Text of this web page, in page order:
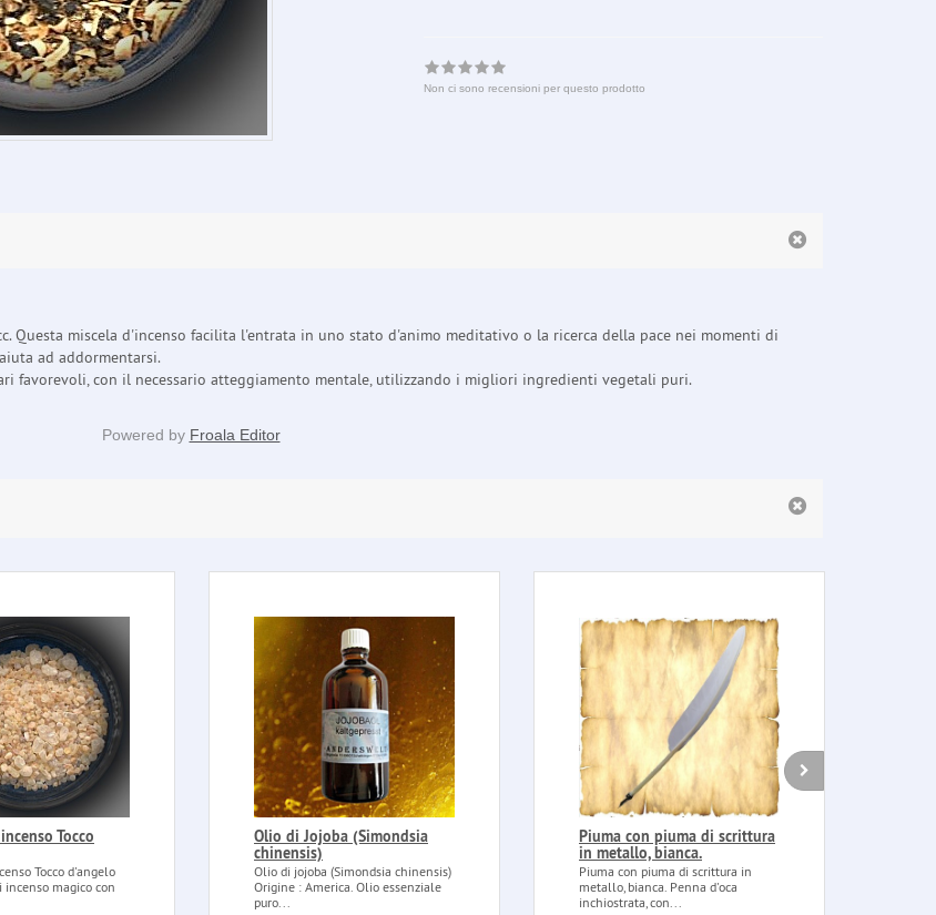
Non ci sono recensioni per questo prodotto
Questa miscela d'incenso facilita l'entrata in uno stato d'animo meditativo o la ricerca della pace nei momenti di
ad addormentarsi.
favorevoli, con il necessario atteggiamento mentale, utilizzando i migliori ingredienti vegetali puri.
Powered by Froala Editor
Tocco
Tocco d'angelo
incenso magico con
Olio di Jojoba (Simondsia
chinensis)
Olio di jojoba (Simondsia chinensis)
Origine : America. Olio essenziale
puro...
Piuma con piuma di scrittura
in metallo, bianca.
Piuma con piuma di scrittura in
metallo, bianca. Penna d'oca
inchiostrata, con...